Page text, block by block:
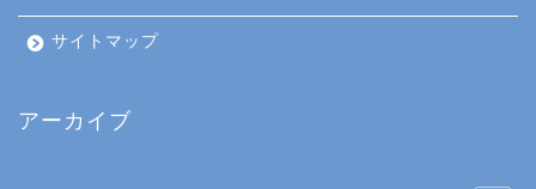
サイトマップ
アーカイブ